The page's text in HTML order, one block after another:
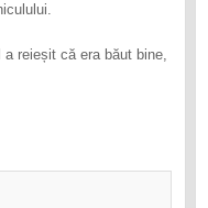
reieșit că era băut bine,